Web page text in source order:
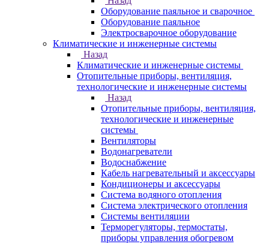
Оборудование паяльное и сварочное
Оборудование паяльное
Электросварочное оборудование
Климатические и инженерные системы
Назад
Климатические и инженерные системы
Отопительные приборы, вентиляция,
технологические и инженерные системы
Назад
Отопительные приборы, вентиляция,
технологические и инженерные
системы
Вентиляторы
Водонагреватели
Водоснабжение
Кабель нагревательный и аксессуары
Кондиционеры и аксессуары
Система водяного отопления
Система электрического отопления
Системы вентиляции
Терморегуляторы, термостаты,
приборы управления обогревом